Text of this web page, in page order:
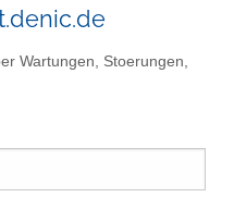
Wartungen, Stoerungen,